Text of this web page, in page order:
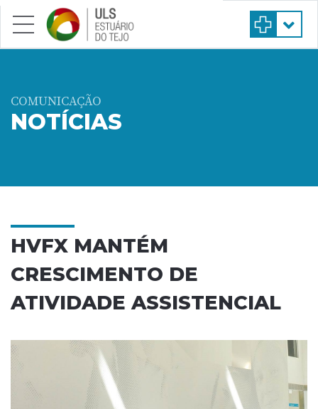
Saltar para conteúdo principal
COMUNICAÇÃO
NOTÍCIAS
HVFX MANTÉM
CRESCIMENTO DE
ATIVIDADE ASSISTENCIAL